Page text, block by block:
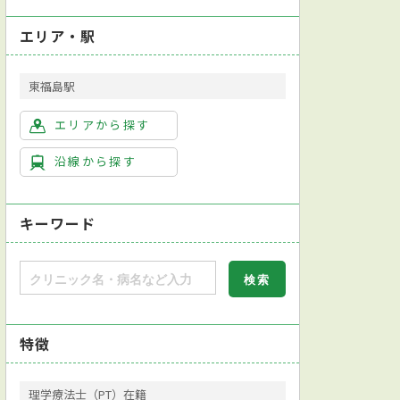
エリア・駅
東福島駅
エリアから探す
沿線から探す
キーワード
特徴
理学療法士（PT）在籍